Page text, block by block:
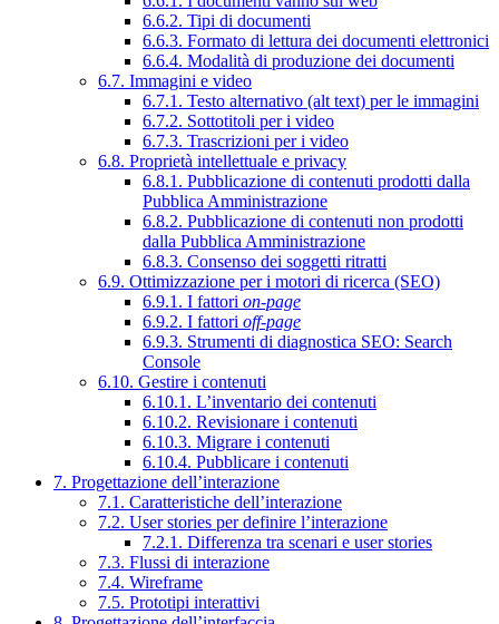
6.6.2. Tipi di documenti
6.6.3. Formato di lettura dei documenti elettronici
6.6.4. Modalità di produzione dei documenti
6.7. Immagini e video
6.7.1. Testo alternativo (alt text) per le immagini
6.7.2. Sottotitoli per i video
6.7.3. Trascrizioni per i video
6.8. Proprietà intellettuale e privacy
6.8.1. Pubblicazione di contenuti prodotti dalla
Pubblica Amministrazione
6.8.2. Pubblicazione di contenuti non prodotti
dalla Pubblica Amministrazione
6.8.3. Consenso dei soggetti ritratti
6.9. Ottimizzazione per i motori di ricerca (SEO)
6.9.1. I fattori on-page
6.9.2. I fattori off-page
6.9.3. Strumenti di diagnostica SEO: Search
Console
6.10. Gestire i contenuti
6.10.1. L’inventario dei contenuti
6.10.2. Revisionare i contenuti
6.10.3. Migrare i contenuti
6.10.4. Pubblicare i contenuti
7. Progettazione dell’interazione
7.1. Caratteristiche dell’interazione
7.2. User stories per definire l’interazione
7.2.1. Differenza tra scenari e user stories
7.3. Flussi di interazione
7.4. Wireframe
7.5. Prototipi interattivi